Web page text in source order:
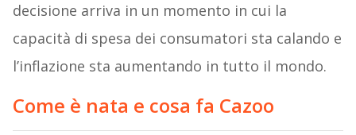
decisione arriva in un momento in cui la
capacità di spesa dei consumatori sta calando e
l’inflazione sta aumentando in tutto il mondo.
Come è nata e cosa fa Cazoo